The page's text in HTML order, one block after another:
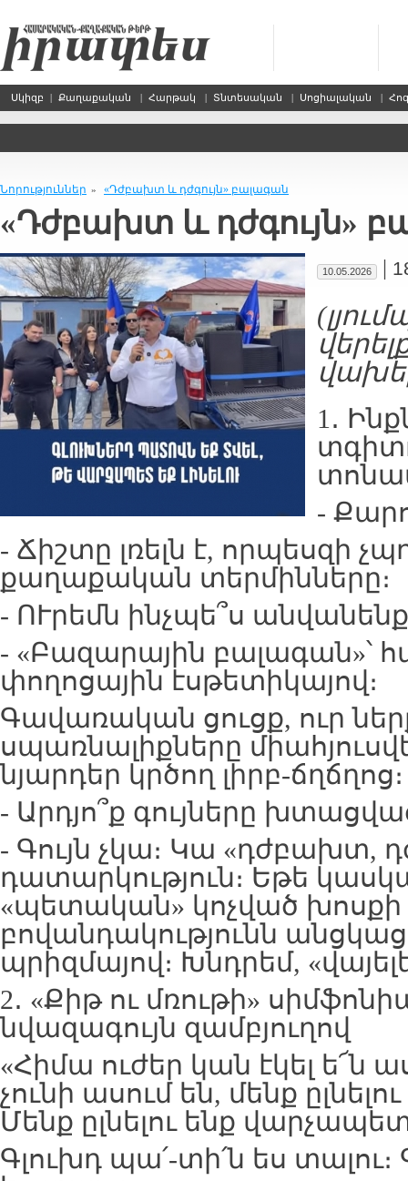
Սկիզբ | Քաղաքական | Հարթակ | Տնտեսական | Սոցիալական |
Նորություններ » «Դժբախտ և դժգույն» բալագան
«Դժբախտ և դժգույն»
10.05.2026 |
1․
-
- Ճիշտը լռելն է, որպեսզի
քաղաքական տերմինները։
- ՈՒրեմն ինչպե՞ս
- «Բազարային բալագան»՝
փողոցային էսթետիկայով։
Գավառական ցուցք, ուր
սպառնալիքները
նյարդեր կրծող լիրբ-ճղճղոց։
- Արդյո՞ք գույները
- Գույն չկա։ Կա «դժբախտ,
դատարկություն։ Եթե
«պետական» կոչված խոսքի
բովանդակությունն
պրիզմայով։ Խնդրեմ,
2․ «Քիթ ու մռութի»
նվազագույն զամբյուղով
«Հիմա ուժեր կան էկել ե՜ն
չունի ասում են, մենք
Մենք ըլնելու ենք
Գլուխդ պա՛-տի՛ն ես տալու։